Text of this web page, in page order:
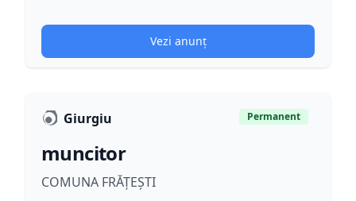
Vezi anunț
Giurgiu Permanent
muncitor
COMUNA FRĂȚEȘTI